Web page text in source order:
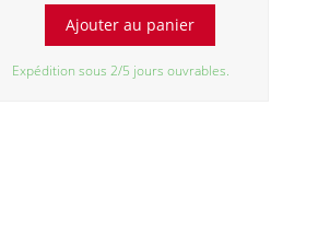
Expédition sous 2/5 jours ouvrables.